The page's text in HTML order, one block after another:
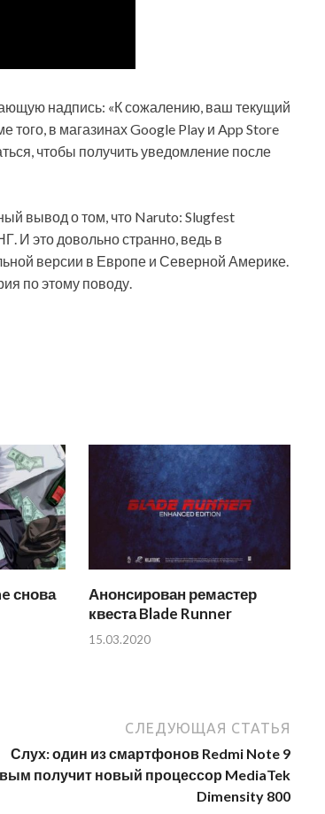
надпись: «К сожалению, ваш текущий
того, в магазинах Google Play и App Store
чтобы получить уведомление после
вывод о том, что Naruto: Slugfest
И это довольно странно, ведь в
версии в Европе и Северной Америке.
по этому поводу.
снова
Анонсирован ремастер
квеста Blade Runner
15.03.2020
СЛЕДУЮЩАЯ СТАТЬЯ
Слух: один из смартфонов Redmi Note 9
получит новый процессор MediaTek
Dimensity 800